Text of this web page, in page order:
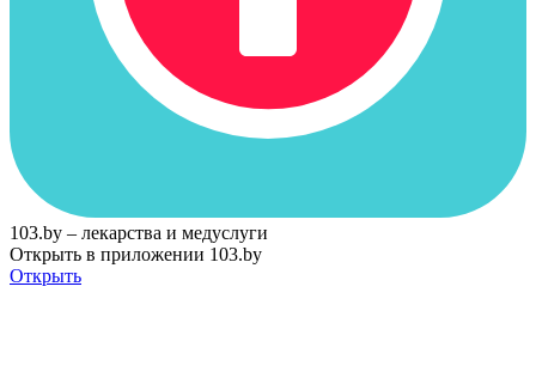
103.by – лекарства и медуслуги
Открыть в приложении 103.by
Открыть